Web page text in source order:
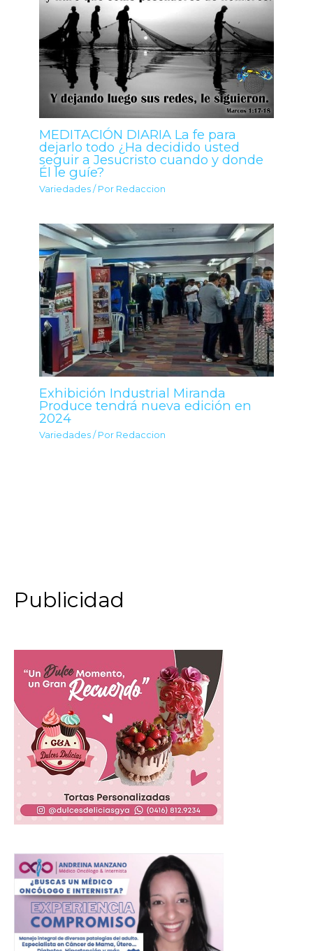
MEDITACIÓN DIARIA La fe para
dejarlo todo ¿Ha decidido usted
seguir a Jesucristo cuando y donde
Él le guíe?
Variedades / Por Redaccion
Exhibición Industrial Miranda
Produce tendrá nueva edición en
2024
Variedades / Por Redaccion
Publicidad